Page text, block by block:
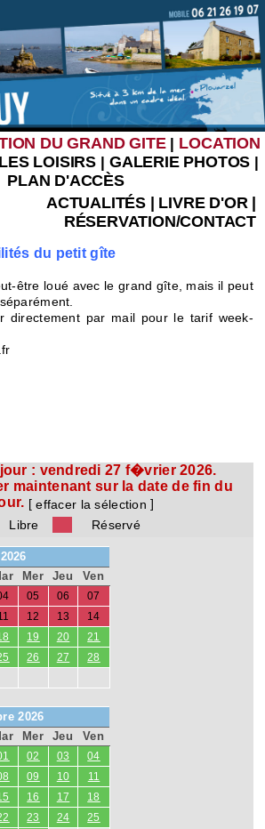
DU GRAND GITE| LOCATION
LES LOISIRS | GALERIE PHOTOS |
PLAN D'ACCÈS
ACTUALITÉS| LIVRE D'OR|
RÉSERVATION/CONTACT
du petit gîte
être loué avec le grand gîte, mais il peut
directement par mail pour le tarif week-
: vendredi 27 f�vrier 2026.
maintenant sur la date de fin du
[effacer la sélection ]
Libre
Réservé
Mer Jeu Ven
05 06
07
12 13
14
19 20
21
26 27
28
2026
Mer Jeu Ven
02 03
04
09 10
11
16 17
18
23 24
25